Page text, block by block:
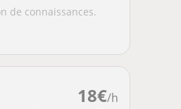
de connaissances.
18€/h